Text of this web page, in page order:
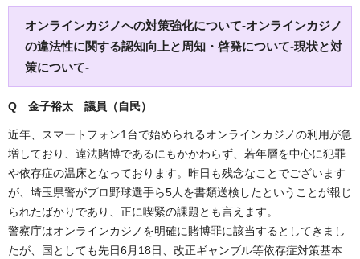
オンラインカジノへの対策強化について-オンラインカジノ
の違法性に関する認知向上と周知・啓発について-現状と対
策について-
Q 金子裕太 議員（自民）
近年、スマートフォン1台で始められるオンラインカジノの利用が急
増しており、違法賭博であるにもかかわらず、若年層を中心に犯罪
や依存症の温床となっております。昨日も残念なことでございます
が、埼玉県警がプロ野球選手ら5人を書類送検したということが報じ
られたばかりであり、正に喫緊の課題とも言えます。
警察庁はオンラインカジノを明確に賭博罪に該当するとしてきまし
たが、国としても先日6月18日、改正ギャンブル等依存症対策基本